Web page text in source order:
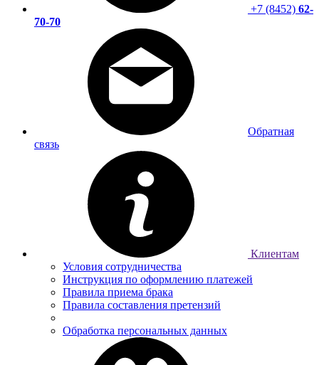
+7 (8452) 62-
70-70
Обратная
связь
Клиентам
Условия сотрудничества
Инструкция по оформлению платежей
Правила приема брака
Правила составления претензий
Обработка персональных данных